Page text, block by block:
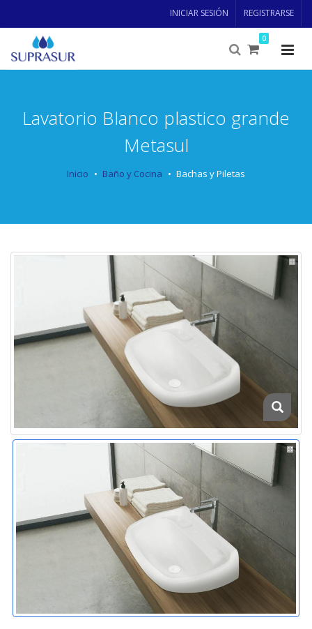
INICIAR SESIÓN REGISTRARSE
0
Lavatorio Blanco plastico grande
Metasul
Inicio Baño y Cocina Bachas y Piletas